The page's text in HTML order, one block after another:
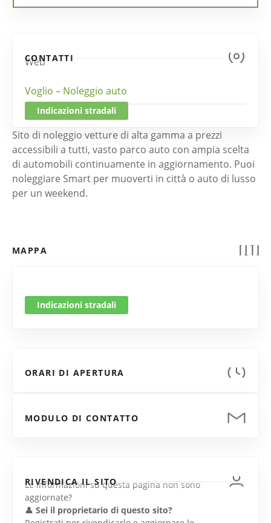
CONTATTI
Web
Voglio – Noleggio auto
Indicazioni stradali
Sito di noleggio vetture di alta gamma a prezzi
accessibili a tutti, vasto parco auto con ampia scelta
di automobili continuamente in aggiornamento. Puoi
noleggiare Smart per muoverti in città o auto di lusso
per un weekend.
MAPPA
Indicazioni stradali
ORARI DI APERTURA
MODULO DI CONTATTO
RIVENDICA IL SITO
Le informazioni su questa pagina non sono
aggiornate?
👤 Sei il proprietario di questo sito?